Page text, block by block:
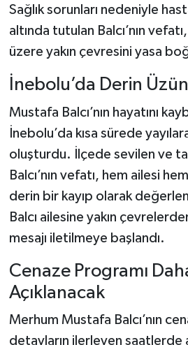
Sağlık sorunları nedeniyle
altında tutulan Balcı’nın
üzere yakın çevresini yasa
İnebolu’da Derin
Mustafa Balcı’nın hayatını
İnebolu’da kısa sürede
oluşturdu. İlçede sevilen ve
Balcı’nın vefatı, hem ailesi
derin bir kayıp olarak
Balcı ailesine yakın
mesajı iletilmeye başlandı.
Cenaze Programı
Açıklanacak
Merhum Mustafa Balcı’nın
detayların ilerleyen saatlerde
Seydiler Haberleri
Tosya Haberleri
Karadeniz Haberleri
Ulusal Haberler
Teknoloji Haberleri
Siyaset Haberleri
Yerel Haberler
Haber Arşivi